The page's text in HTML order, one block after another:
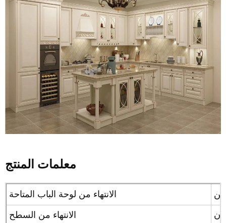
معلمات المنتج
الانتهاء من لوحة الباب المتاحة
الانتهاء من السطح